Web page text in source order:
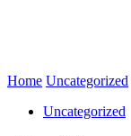
Home Uncategorized
Uncategorized